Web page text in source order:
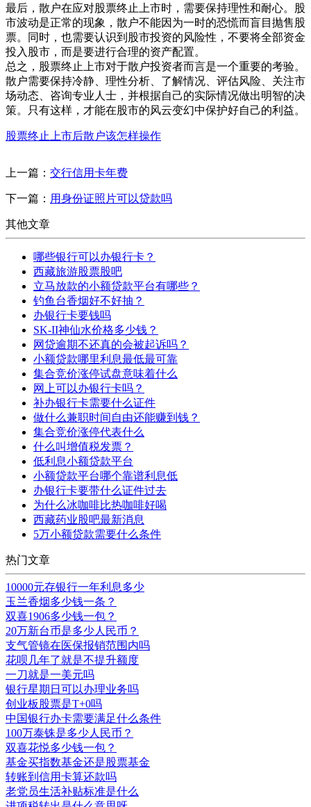
最后，散户在应对股票终止上市时，需要保持理性和耐心。股
市波动是正常的现象，散户不能因为一时的恐慌而盲目抛售股
票。同时，也需要认识到股市投资的风险性，不要将全部资金
投入股市，而是要进行合理的资产配置。
总之，股票终止上市对于散户投资者而言是一个重要的考验。
散户需要保持冷静、理性分析、了解情况、评估风险、关注市
场动态、咨询专业人士，并根据自己的实际情况做出明智的决
策。只有这样，才能在股市的风云变幻中保护好自己的利益。
股票终止上市后散户该怎样操作
上一篇： 交行信用卡年费
下一篇： 用身份证照片可以贷款吗
其他文章
哪些银行可以办银行卡？
西藏旅游股票股吧
立马放款的小额贷款平台有哪些？
钓鱼台香烟好不好抽？
办银行卡要钱吗
SK-II神仙水价格多少钱？
网贷逾期不还真的会被起诉吗？
小额贷款哪里利息最低最可靠
集合竞价涨停试盘意味着什么
网上可以办银行卡吗？
补办银行卡需要什么证件
做什么兼职时间自由还能赚到钱？
集合竞价涨停代表什么
什么叫增值税发票？
低利息小额贷款平台
小额贷款平台哪个靠谱利息低
办银行卡要带什么证件过去
为什么冰咖啡比热咖啡好喝
西藏药业股吧最新消息
5万小额贷款需要什么条件
热门文章
10000元存银行一年利息多少
玉兰香烟多少钱一条？
双喜1906多少钱一包？
20万新台币是多少人民币？
支气管镜在医保报销范围内吗
花呗几年了就是不提升额度
一刀就是一美元吗
银行星期日可以办理业务吗
创业板股票是T+0吗
中国银行办卡需要满足什么条件
100万泰铢是多少人民币？
双喜花悦多少钱一包？
基金买指数基金还是股票基金
转账到信用卡算还款吗
老党员生活补贴标准是什么